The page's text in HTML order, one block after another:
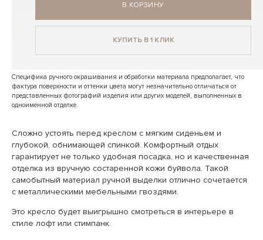
В КОРЗИНУ
КУПИТЬ В 1 КЛИК
Специфика ручного окрашивания и обработки материала предполагает, что
фактура поверхности и оттенки цвета могут незначительно отличаться от
представленных фотографий изделия или других моделей, выполненных в
одноименной отделке.
Сложно устоять перед креслом с мягким сиденьем и
глубокой, обнимающей спинкой. Комфортный отдых
гарантирует не только удобная посадка, но и качественная
отделка из вручную состаренной кожи буйвола. Такой
самобытный материал ручной выделки отлично сочетается
с металлическими мебельными гвоздями.
Это кресло будет выигрышно смотреться в интерьере в
стиле лофт или стимпанк.